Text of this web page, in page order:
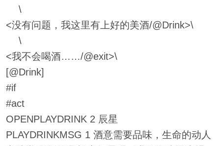
\
<没有问题，我这里有上好的美酒/@Drink>\
\
<我不会喝酒……/@exit>\
[@Drink]
#if
#act
OPENPLAYDRINK 2 辰星
PLAYDRINKMSG 1 酒意需要品味，生命的动人